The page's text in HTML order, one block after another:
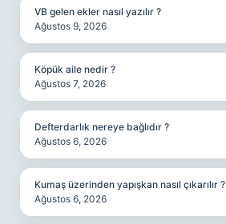
VB gelen ekler nasıl yazılır ?
Ağustos 9, 2026
Köpük aile nedir ?
Ağustos 7, 2026
Defterdarlık nereye bağlıdır ?
Ağustos 6, 2026
Kumaş üzerinden yapışkan nasıl çıkarılır ?
Ağustos 6, 2026